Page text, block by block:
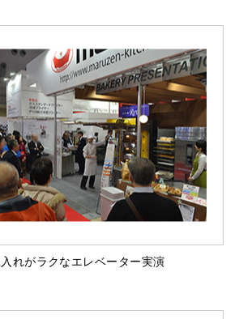
れがラクなエレベーター実演